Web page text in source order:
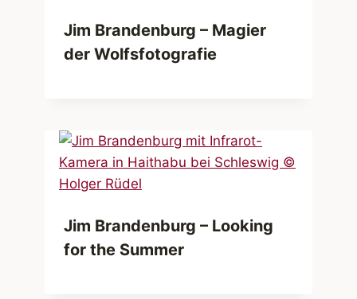
Jim Brandenburg – Magier
der Wolfsfotografie
Jim Brandenburg – Looking
for the Summer